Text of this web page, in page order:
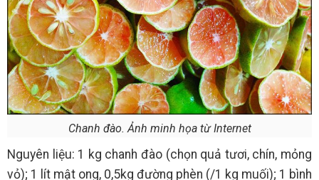
Chanh đào. Ảnh minh họa từ Internet
Nguyên liệu: 1 kg chanh đào (chọn quả tươi, chín, mỏng
vỏ); 1 lít mật ong, 0,5kg đường phèn (/1 kg muối); 1 bình